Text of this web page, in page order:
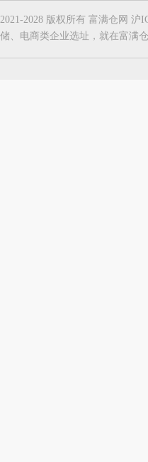
2021-2028 版权所有 富满仓网
储、电商类企业选址，就在富满